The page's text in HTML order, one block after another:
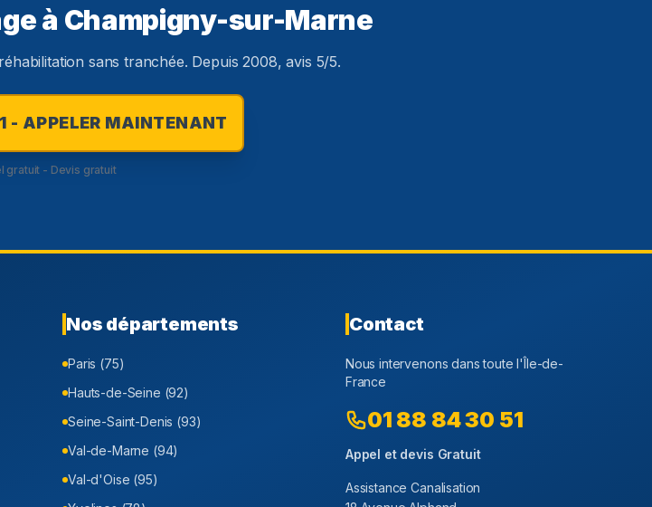
à Champigny-sur-Marne
sans tranchée. Depuis 2008, avis 5/5.
- APPELER MAINTENANT
gratuit - Devis gratuit
Nos départements
Paris (75)
Hauts-de-Seine (92)
Seine-Saint-Denis (93)
Val-de-Marne (94)
Val-d'Oise (95)
Contact
Nous intervenons dans toute l'Île-de-
France
01 88 84 30 51
Appel et devis Gratuit
Assistance Canalisation